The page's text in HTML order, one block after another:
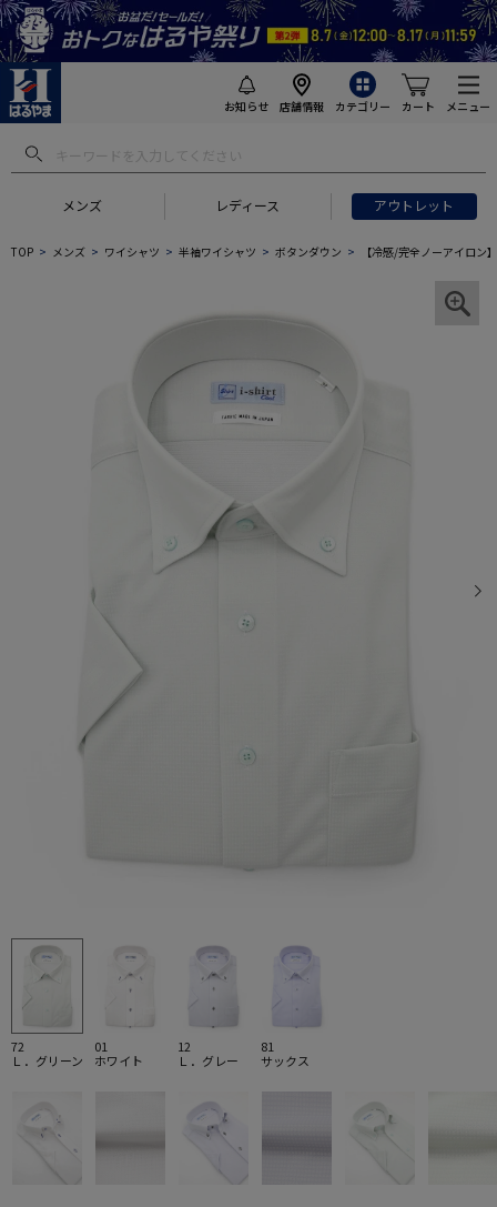
お知らせ 店舗情報 カテゴリー カート メニュー
メンズ レディース アウトレット
TOP メンズ ワイシャツ 半袖ワイシャツ ボタンダウン 【冷感/完全ノーアイロ
72
Ｌ．グリーン
01
ホワイト
12
Ｌ．グレー
81
サックス